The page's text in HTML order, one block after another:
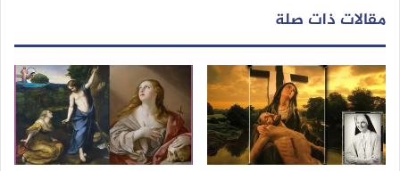
مقالات ذات صلة